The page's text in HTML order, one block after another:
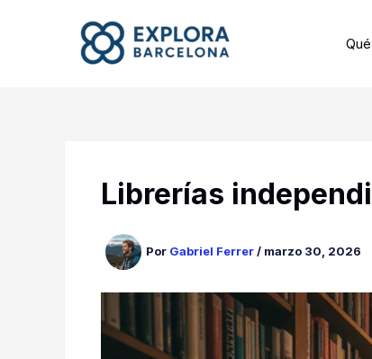
Librerías
Por Gabriel Ferrer/ marzo 30, 2026